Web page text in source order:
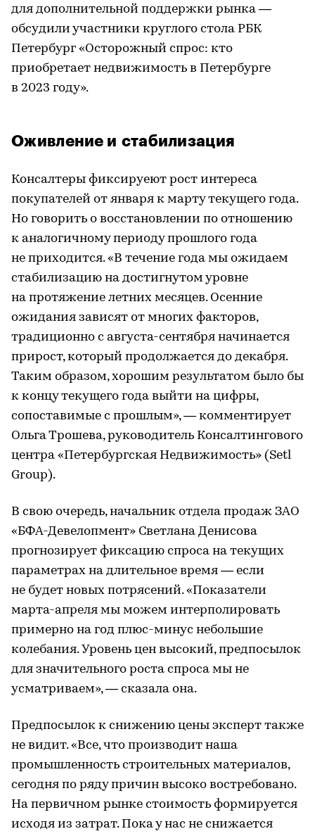
для дополнительной поддержки рынка —
обсудили участники круглого стола РБК
Петербург «Осторожный спрос: кто
приобретает недвижимость в Петербурге
в 2023 году».
Оживление и стабилизация
Консалтеры фиксируеют рост интереса
покупателей от января к марту текущего года.
Но говорить о восстановлении по отношению
к аналогичному периоду прошлого года
не приходится. «В течение года мы ожидаем
стабилизацию на достигнутом уровне
на протяжение летних месяцев. Осенние
ожидания зависят от многих факторов,
традиционно с августа-сентября начинается
прирост, который продолжается до декабря.
Таким образом, хорошим результатом было бы
к концу текущего года выйти на цифры,
сопоставимые с прошлым», — комментирует
Ольга Трошева, руководитель Консалтингового
центра «Петербургская Недвижимость» (Setl
Group).
В свою очередь, начальник отдела продаж ЗАО
«БФА-Девелопмент» Светлана Денисова
прогнозирует фиксацию спроса на текущих
параметрах на длительное время — если
не будет новых потрясений. «Показатели
марта-апреля мы можем интерполировать
примерно на год плюс-минус небольшие
колебания. Уровень цен высокий, предпосылок
для значительного роста спроса мы не
усматриваем», — сказала она.
Предпосылок к снижению цены эксперт также
не видит. «Все, что производит наша
промышленность строительных материалов,
сегодня по ряду причин высоко востребовано.
На первичном рынке стоимость формируется
исходя из затрат. Пока у нас не снижается